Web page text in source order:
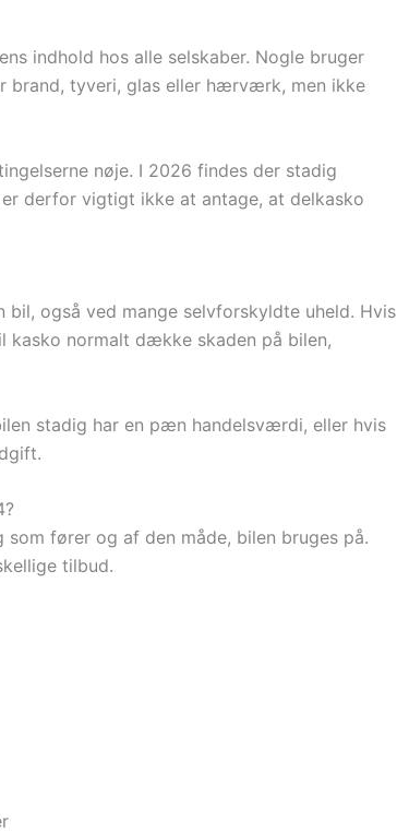
indhold hos alle selskaber. Nogle bruger
brand, tyveri, glas eller hærværk, men ikke
nøje. I 2026 findes der stadig
derfor vigtigt ikke at antage, at delkasko
også ved mange selvforskyldte uheld. Hvis
normalt dække skaden på bilen,
stadig har en pæn handelsværdi, eller hvis
fører og af den måde, bilen bruges på.
tilbud.